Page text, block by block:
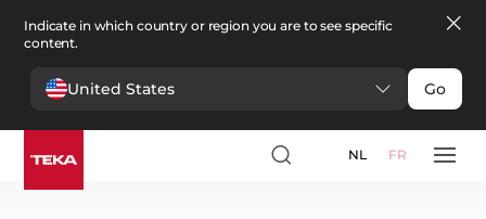
Indicate in which country or region you are to see specific
content.
United States Go
NL FR